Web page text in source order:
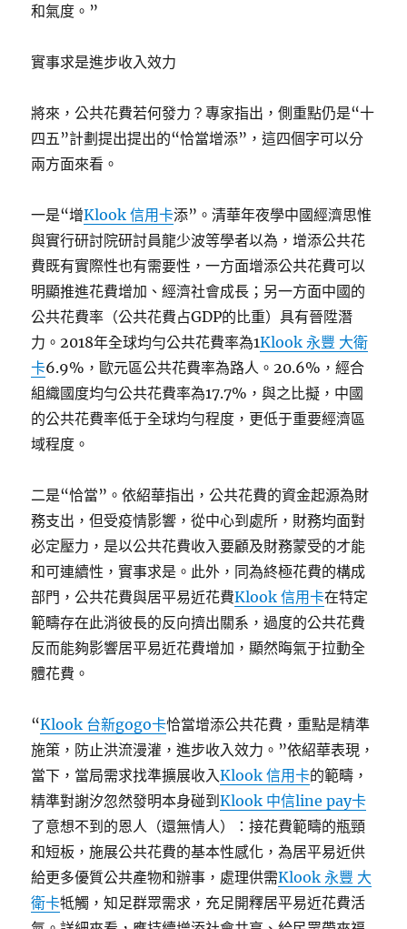
和氣度。”
實事求是進步收入效力
將來，公共花費若何發力？專家指出，側重點仍是“十
四五”計劃提出提出的“恰當增添”，這四個字可以分
兩方面來看。
一是“增Klook 信用卡添”。清華年夜學中國經濟思惟
與實行研討院研討員龍少波等學者以為，增添公共花
費既有實際性也有需要性，一方面增添公共花費可以
明顯推進花費增加、經濟社會成長；另一方面中國的
公共花費率（公共花費占GDP的比重）具有晉陞潛
力。2018年全球均勻公共花費率為1Klook 永豐 大衛
卡6.9%，歐元區公共花費率為路人。20.6%，經合
組織國度均勻公共花費率為17.7%，與之比擬，中國
的公共花費率低于全球均勻程度，更低于重要經濟區
域程度。
二是“恰當”。依紹華指出，公共花費的資金起源為財
務支出，但受疫情影響，從中心到處所，財務均面對
必定壓力，是以公共花費收入要顧及財務蒙受的才能
和可連續性，實事求是。此外，同為終極花費的構成
部門，公共花費與居平易近花費Klook 信用卡在特定
範疇存在此消彼長的反向擠出關系，過度的公共花費
反而能夠影響居平易近花費增加，顯然晦氣于拉動全
體花費。
“Klook 台新gogo卡恰當增添公共花費，重點是精準
施策，防止洪流漫灌，進步收入效力。”依紹華表現，
當下，當局需求找準擴展收入Klook 信用卡的範疇，
精準對謝汐忽然發明本身碰到Klook 中信line pay卡
了意想不到的恩人（還無情人）：接花費範疇的瓶頸
和短板，施展公共花費的基本性感化，為居平易近供
給更多優質公共產物和辦事，處理供需Klook 永豐 大
衛卡牴觸，知足群眾需求，充足開釋居平易近花費活